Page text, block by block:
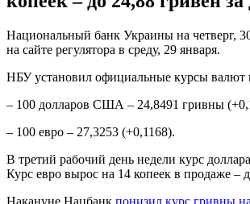
Национальный банк Украины на четверг,
на сайте регулятора в среду, 29 января.
НБУ установил официальные курсы валют
– 100 долларов США – 24,8491 гривны
– 100 евро – 27,3253 (+0,1168).
В третий рабочий день недели курс
Курс евро вырос на 14 копеек в продаже –
Накануне Нацбанк понизил курс гривны